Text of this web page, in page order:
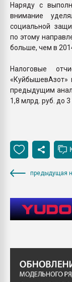
Наряду с
внимание
социальной
по этому
больше, чем в
Налоговые
«КуйбышевАзот»
предыдущим
1,8 млрд. руб. до 3
предыдущая